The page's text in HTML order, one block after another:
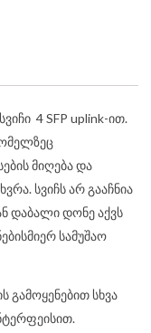
4 SFP uplink-ით.
მიღება და
სვიჩს არ გააჩნია
დაბალი დონე აქვს
სამუშაო
გამოყენებით სხვა